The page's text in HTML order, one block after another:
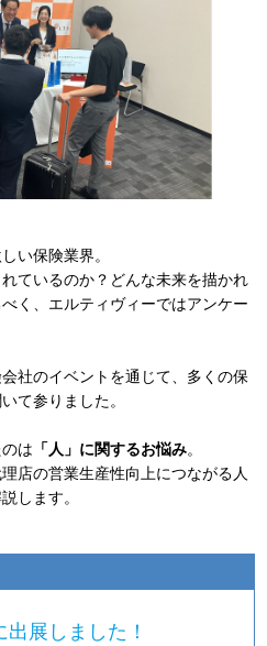
い保険業界。
ているのか？どんな未来を描かれ
く、エルティヴィーではアンケー
社のイベントを通じて、多くの保
て参りました。
は 「人」に関するお悩み。
店の営業生産性向上につながる人
します。
展しました！